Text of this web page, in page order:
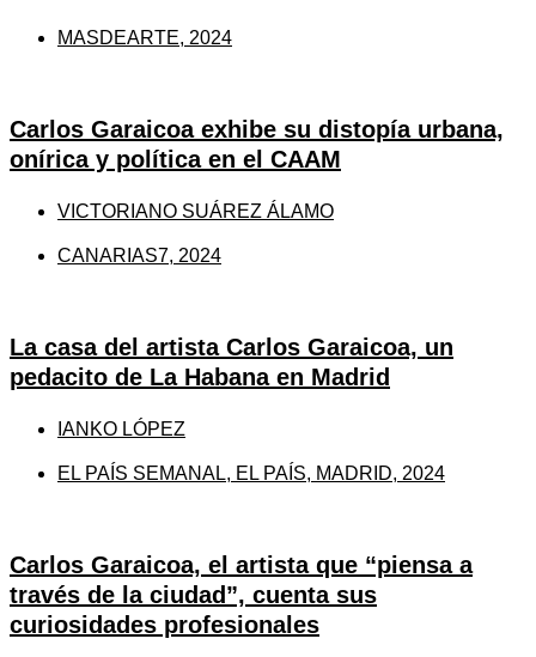
MASDEARTE, 2024
Carlos Garaicoa exhibe su distopía urbana,
onírica y política en el CAAM
VICTORIANO SUÁREZ ÁLAMO
CANARIAS7, 2024
La casa del artista Carlos Garaicoa, un
pedacito de La Habana en Madrid
IANKO LÓPEZ
EL PAÍS SEMANAL, EL PAÍS, MADRID, 2024
Carlos Garaicoa, el artista que “piensa a
través de la ciudad”, cuenta sus
curiosidades profesionales